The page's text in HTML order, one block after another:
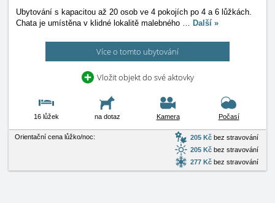
Ubytování s kapacitou až 20 osob ve 4 pokojích po 4 a 6 lůžkách.
Chata je umístěna v klidné lokalitě malebného … Další »
Více o tomto ubytování
Vložit objekt do své aktovky
16 lůžek na dotaz Kamera Počasí
Orientační cena lůžko/noc: 205 Kč bez stravování
205 Kč bez stravování
277 Kč bez stravování